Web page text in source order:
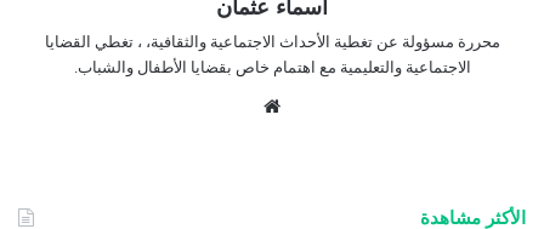
اسماء عثمان
محررة مسؤولة عن تغطية الأحداث الاجتماعية والثقافية، ، تغطي القضايا
الاجتماعية والتعليمية مع اهتمام خاص بقضايا الأطفال والشباب.
الأكثر مشاهدة